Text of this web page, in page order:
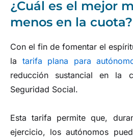
¿Cuál es el mejor
menos en la cuota?
Con el fin de fomentar el
la tarifa plana para
reducción sustancial en la
Seguridad Social.
Esta tarifa permite que,
ejercicio, los autónomos